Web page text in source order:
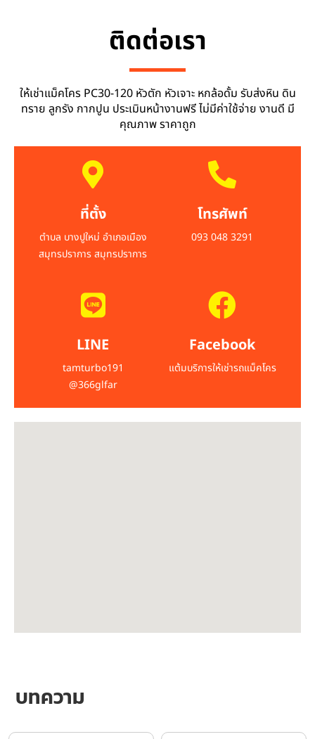
ติดต่อเรา
ให้เช่าแม็คโคร PC30-120 หัวตัก หัวเจาะ หกล้อดั้ม รับส่งหิน ดิน
ทราย ลูกรัง กากปูน ประเมินหน้างานฟรี ไม่มีค่าใช้จ่าย งานดี มี
คุณภาพ ราคาถูก
ที่ตั้ง
ตำบล บางปูใหม่ อำเภอเมือง
สมุทรปราการ สมุทรปราการ
โทรศัพท์
093 048 3291
LINE
tamturbo191
@366glfar
Facebook
แต้มบริการให้เช่ารถแม็คโคร
บทความ